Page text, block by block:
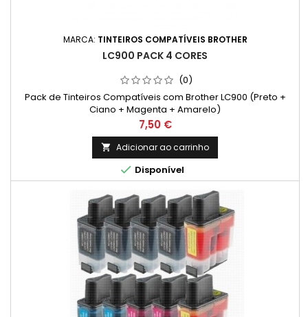
MARCA: TINTEIROS COMPATÍVEIS BROTHER
LC900 PACK 4 CORES
(0)
Pack de Tinteiros Compatíveis com Brother LC900 (Preto +
Ciano + Magenta + Amarelo)
Preço
7,50 €
 Adicionar ao carrinho
 Disponível